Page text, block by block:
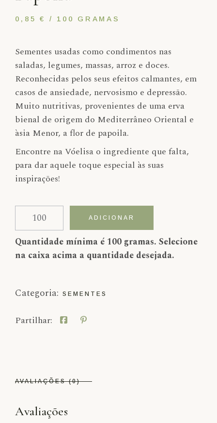
0,85 € / 100 GRAMAS
Sementes usadas como condimentos nas
saladas, legumes, massas, arroz e doces.
Reconhecidas pelos seus efeitos calmantes, em
casos de ansiedade, nervosismo e depressão.
Muito nutritivas, provenientes de uma erva
bienal de origem do Mediterrâneo Oriental e
àsia Menor, a flor de papoila.
Encontre na Vóelisa o ingrediente que falta,
para dar aquele toque especial às suas
inspirações!
Quantidade de Papoila
ADICIONAR
Alternative:
Quantidade mínima é 100 gramas. Selecione
na caixa acima a quantidade desejada.
Categoria: SEMENTES
Partilhar:
AVALIAÇÕES (0)
Avaliações